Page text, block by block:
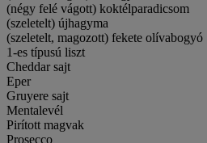
(négy felé vágott) koktélparadicsom
(szeletelt) újhagyma
(szeletelt, magozott) fekete olívabogyó
1-es típusú liszt
Cheddar sajt
Eper
Gruyere sajt
Mentalevél
Pirított magvak
Prosecco